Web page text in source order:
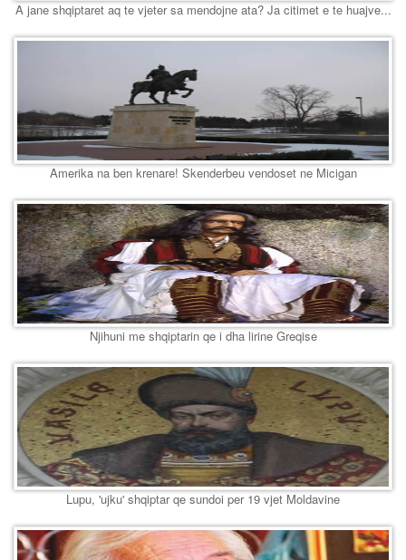
A jane shqiptaret aq te vjeter sa mendojne ata? Ja citimet e te huajve...
Amerika na ben krenare! Skenderbeu vendoset ne Micigan
Njihuni me shqiptarin qe i dha lirine Greqise
Lupu, 'ujku' shqiptar qe sundoi per 19 vjet Moldavine